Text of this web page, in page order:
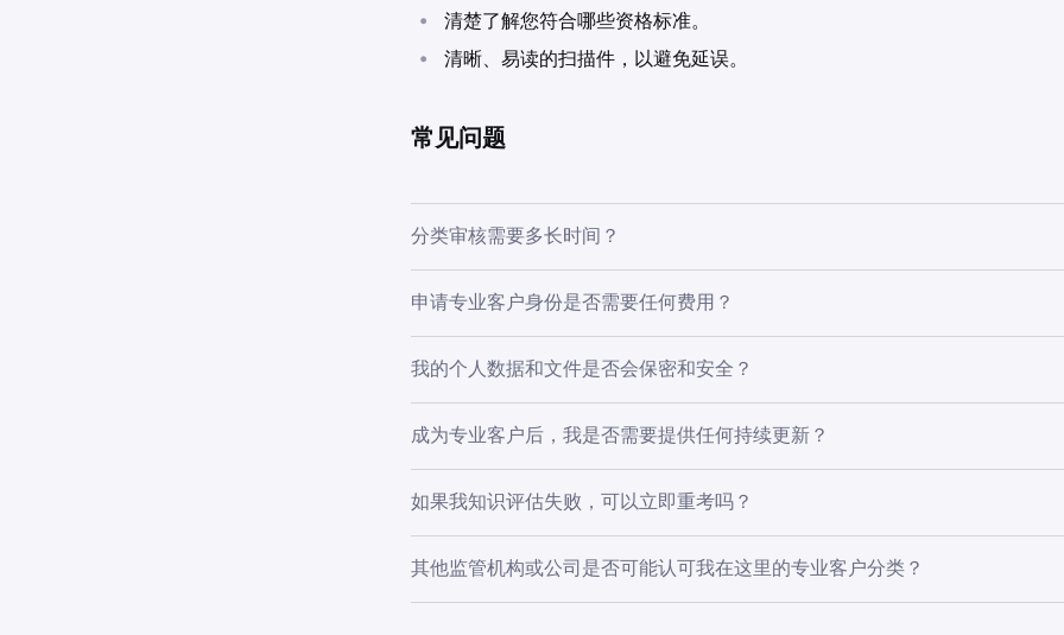
• 清楚了解您符合哪些资格标准。
• 清晰、易读的扫描件，以避免延误。
常见问题
分类审核需要多长时间？
一旦提交所有所需文件和问卷答复，大多数申请都会得到及时审核。如果需要
清，可能会出现延误，因此请确保您的支持材料准确完整。一旦做出最终决定
到一封电子邮件更新。
申请专业客户身份是否需要任何费用？
申请专业客户分类无需额外费用。交易或提现的标准平台费用仍然适用，但升
生额外费用。
我的个人数据和文件是否会保密和安全？
是的。为分类目的提交的文件（例如财务报表或交易证明）将根据严格的隐私
策进行处理。
成为专业客户后，我是否需要提供任何持续更新？
如果您的情况发生变化——例如，您不再符合标准、您的财务状况发生重大变
望被视为零售客户而非专业客户——您需要通知我们，以便我们重新评估您的
如果我知识评估失败，可以立即重考吗？
您必须等待至少 24 小时才能重新参加问卷调查。
我们鼓励所有申请人利用这段时间熟悉他们打算交易的金融产品的特点、风险
其他监管机构或公司是否可能认可我在这里的专业客户分类？